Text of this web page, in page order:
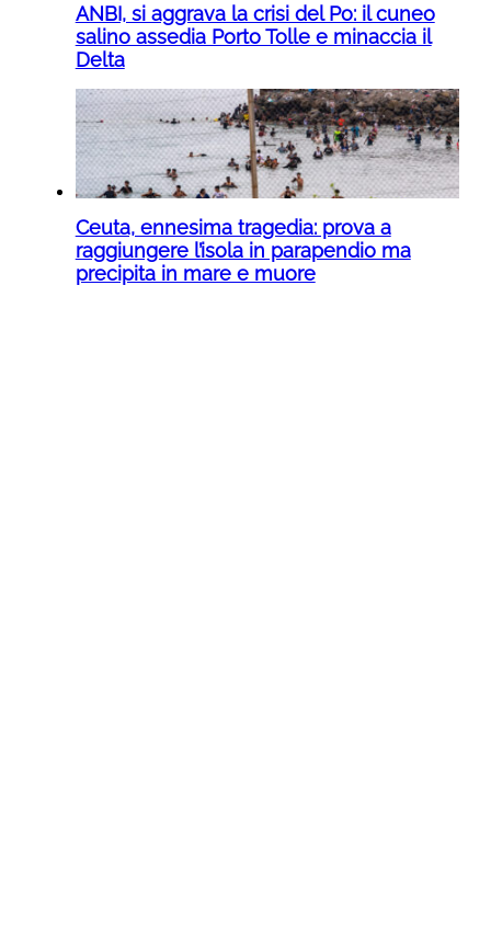
ANBI, si aggrava la crisi del Po: il cuneo
salino assedia Porto Tolle e minaccia il
Delta
Ceuta, ennesima tragedia: prova a
raggiungere l’isola in parapendio ma
precipita in mare e muore